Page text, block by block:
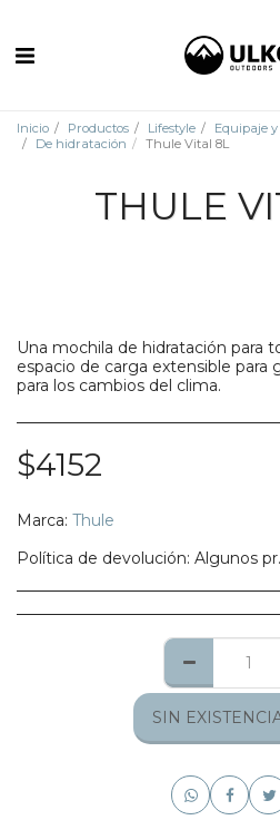
Inicio Productos Lifestyle Equipaje
De hidratación
Thule Vital 8L
THULE
Una mochila de hidratación para
espacio de carga extensible para
para los cambios del clima.
$4152
Marca: Thule
Política de devolución: Algunos productos no califican para ser regresados, te pedimos confirmes bien tu talla, modelo o estilo.
SIN